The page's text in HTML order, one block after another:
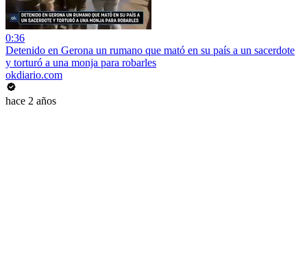
0:36
Detenido en Gerona un rumano que mató en su país a un sacerdote
y torturó a una monja para robarles
okdiario.com
hace 2 años